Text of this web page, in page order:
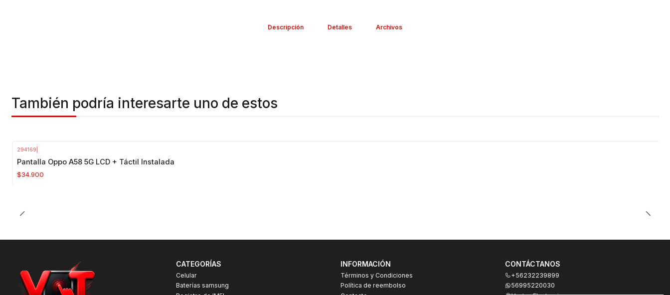
Descripción Detalles Archivos
También podría interesarte uno de estos
294169
Pantalla Oppo A58 5G LCD + Táctil Instalada
$34.900
CATEGORÍAS
Celular
Baterías samsung
INFORMACIÓN
Términos y Condiciones
Política de reembolso
CONTÁCTANOS
+56232239899
56995220030